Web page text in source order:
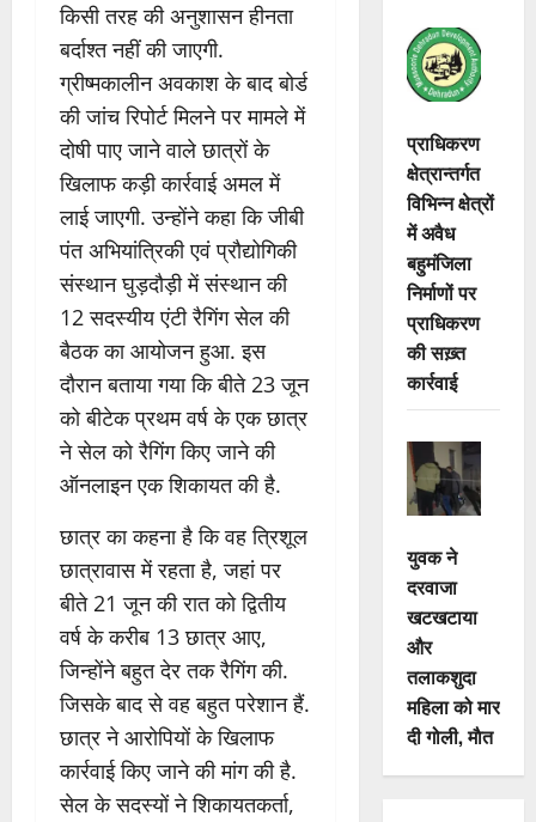
किसी तरह की अनुशासन हीनता
बर्दाश्त नहीं की जाएगी.
ग्रीष्मकालीन अवकाश के बाद बोर्ड
की जांच रिपोर्ट मिलने पर मामले में
दोषी पाए जाने वाले छात्रों के
खिलाफ कड़ी कार्रवाई अमल में
लाई जाएगी. उन्होंने कहा कि जीबी
पंत अभियांत्रिकी एवं प्रौद्योगिकी
संस्थान घुड़दौड़ी में संस्थान की
12 सदस्यीय एंटी रैगिंग सेल की
बैठक का आयोजन हुआ. इस
दौरान बताया गया कि बीते 23 जून
को बीटेक प्रथम वर्ष के एक छात्र
ने सेल को रैगिंग किए जाने की
ऑनलाइन एक शिकायत की है.
छात्र का कहना है कि वह त्रिशूल
छात्रावास में रहता है, जहां पर
बीते 21 जून की रात को द्वितीय
वर्ष के करीब 13 छात्र आए,
जिन्होंने बहुत देर तक रैगिंग की.
जिसके बाद से वह बहुत परेशान हैं.
छात्र ने आरोपियों के खिलाफ
कार्रवाई किए जाने की मांग की है.
सेल के सदस्यों ने शिकायतकर्ता,
प्राधिकरण
क्षेत्रान्तर्गत
विभिन्न क्षेत्रों
में अवैध
बहुमंजिला
निर्माणों पर
प्राधिकरण
की सख़्त
कार्रवाई
युवक ने
दरवाजा
खटखटाया
और
तलाकशुदा
महिला को मार
दी गोली, माैत